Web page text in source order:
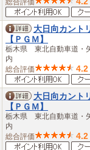
和歌山県
鳥取県
島根県
岡山県
広島県
山口県
徳島県
香川県
愛媛県
高知県
九州・沖縄
福岡県
総合評価
大日向カント
【ＰＧＭ】
栃木県 東北自動車道・
内
総合評価
4.2
大日向カント
【ＰＧＭ】
栃木県 東北自動車道・
内
総合評価
4.2